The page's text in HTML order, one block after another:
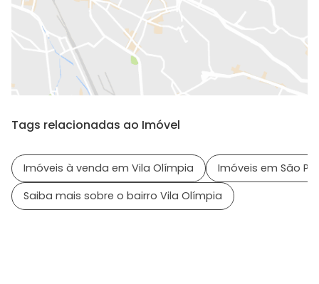
Tags relacionadas ao Imóvel
Imóveis à venda em Vila Olímpia
Imóveis em São
Saiba mais sobre o bairro Vila Olímpia